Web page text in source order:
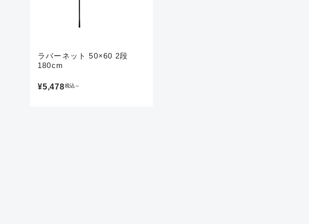
ラバーネット 50×60 2段
180cm
¥5,478税込～